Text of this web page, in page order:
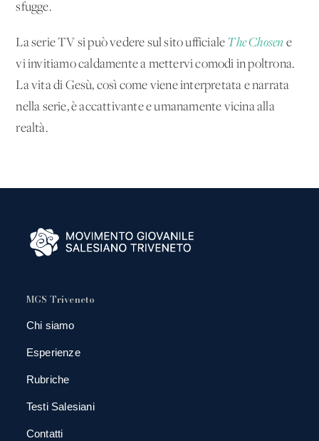
sfugge.
La serie TV si può vedere sul sito ufficiale The Chosen e
vi invitiamo caldamente a mettervi comodi in poltrona.
La vita di Gesù, così come viene interpretata e narrata
nella serie, è accattivante e umanamente vicina alla
realtà.
MGS Triveneto
Chi siamo
Esperienze
Rubriche
Testi Salesiani
Contatti